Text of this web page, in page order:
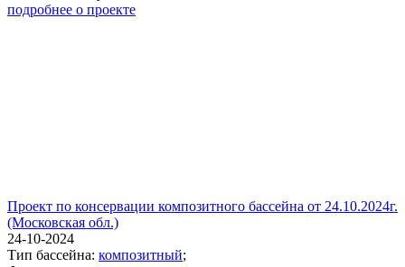
подробнее о проекте
Проект по консервации композитного бассейна от 24.10.2024г.
(Московская обл.)
24-10-2024
Тип бассейна: композитный;